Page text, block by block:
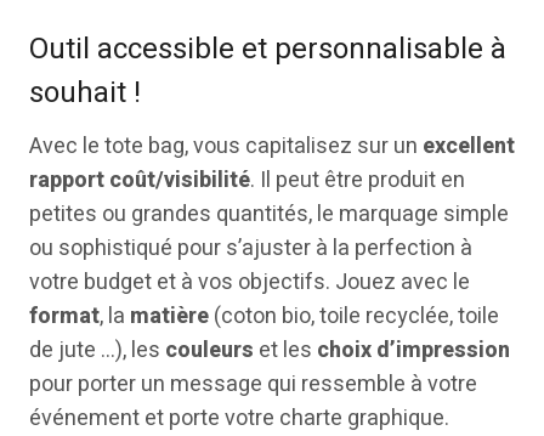
Outil accessible et personnalisable à
souhait !
Avec le tote bag, vous capitalisez sur un excellent
rapport coût/visibilité. Il peut être produit en
petites ou grandes quantités, le marquage simple
ou sophistiqué pour s’ajuster à la perfection à
votre budget et à vos objectifs. Jouez avec le
format, la matière(coton bio, toile recyclée, toile
de jute …), les couleurs et les choix d’impression
pour porter un message qui ressemble à votre
événement et porte votre charte graphique.